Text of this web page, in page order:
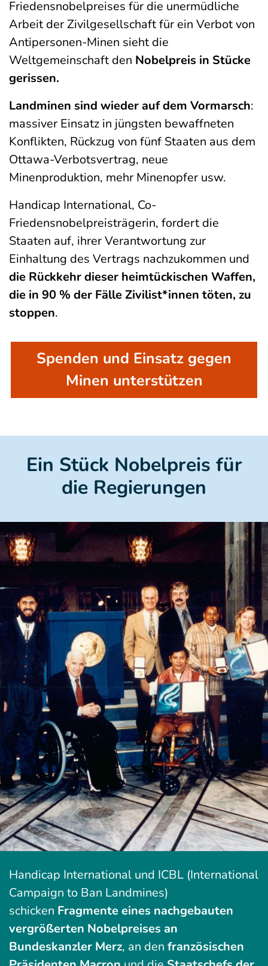
Friedensnobelpreises für die unermüdliche
Arbeit der Zivilgesellschaft für ein Verbot von
Antipersonen-Minen sieht die
Weltgemeinschaft den Nobelpreis in Stücke
gerissen.
Landminen sind wieder auf dem Vormarsch:
massiver Einsatz in jüngsten bewaffneten
Konflikten, Rückzug von fünf Staaten aus dem
Ottawa-Verbotsvertrag, neue
Minenproduktion, mehr Minenopfer usw.
Handicap International, Co-
Friedensnobelpreisträgerin, fordert die
Staaten auf, ihrer Verantwortung zur
Einhaltung des Vertrags nachzukommen und
die Rückkehr dieser heimtückischen Waffen,
die in 90 % der Fälle Zivilist*innen töten, zu
stoppen.
Spenden und Einsatz gegen
Minen unterstützen
Ein Stück Nobelpreis für
die Regierungen
Handicap International und ICBL (International
Campaign to Ban Landmines)
schicken Fragmente eines nachgebauten
vergrößerten Nobelpreises an
Bundeskanzler Merz, an den französischen